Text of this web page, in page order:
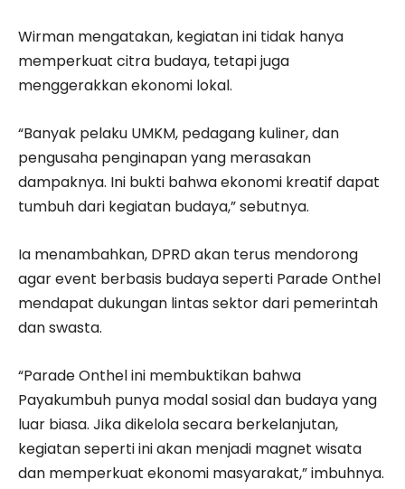
Wirman mengatakan, kegiatan ini tidak hanya
memperkuat citra budaya, tetapi juga
menggerakkan ekonomi lokal.
“Banyak pelaku UMKM, pedagang kuliner, dan
pengusaha penginapan yang merasakan
dampaknya. Ini bukti bahwa ekonomi kreatif dapat
tumbuh dari kegiatan budaya,” sebutnya.
Ia menambahkan, DPRD akan terus mendorong
agar event berbasis budaya seperti Parade Onthel
mendapat dukungan lintas sektor dari pemerintah
dan swasta.
“Parade Onthel ini membuktikan bahwa
Payakumbuh punya modal sosial dan budaya yang
luar biasa. Jika dikelola secara berkelanjutan,
kegiatan seperti ini akan menjadi magnet wisata
dan memperkuat ekonomi masyarakat,” imbuhnya.